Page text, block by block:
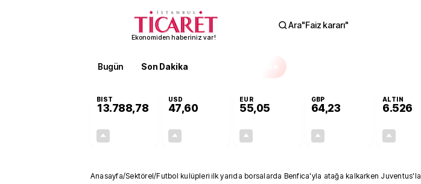
Ekonomiden haberiniz var!
Ara"Faiz kararı"
Bugün Son Dakika
BIST
13.788,78
USD
47,60
EUR
55,05
GBP
64,23
ALTIN
6.526
Anasayfa/Sektörel/Futbol kulüpleri ilk yarıda borsalarda Benfica'yla atağa kalkarken Juventus'la